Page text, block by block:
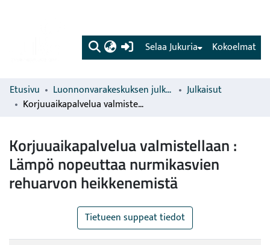
(current) Kokoelmat
Selaa Jukuria
Etusivu Luonnonvarakeskuksen julkaisut
Julkaisut
Korjuuaikapalvelua valmistellaan : Lämpö nopeuttaa nurmikasvien rehuarvon heikkenemistä
Korjuuaikapalvelua valmistellaan :
Lämpö nopeuttaa nurmikasvien
rehuarvon heikkenemistä
Tietueen suppeat tiedot